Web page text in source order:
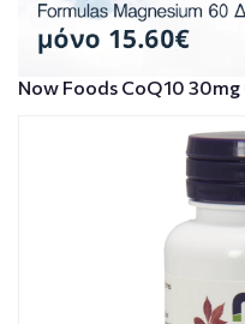
Now Foods CoQ10